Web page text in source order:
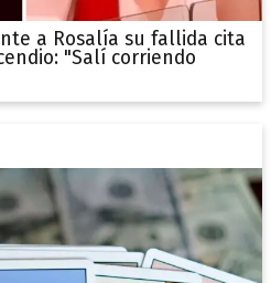
a Rosalía su fallida cita
"Salí corriendo